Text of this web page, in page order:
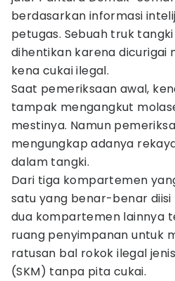
berdasarkan informasi
petugas. Sebuah truk
dihentikan karena dicurigai
kena cukai ilegal.
Saat pemeriksaan awal,
tampak mengangkut
mestinya. Namun
mengungkap adanya
dalam tangki.
Dari tiga kompartemen
satu yang benar-benar
dua kompartemen lainnya
ruang penyimpanan untuk
ratusan bal rokok ilegal
(SKM) tanpa pita cukai.